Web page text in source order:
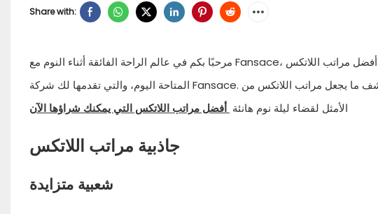
Share with:
مرحبًا بكم في عالم الراحة الفائقة أثناء النوم مع Fansace، الشركة الرائدة الشهيرة في مجال مراتب اللاتكس. سنستكشف أفضل مراتب اللاتكس
المتاحة اليوم، والتي تقدمها لك شركة Fansace. اكتشف تجسيدًا لفخامة النوم والجودة بينما نستكشف ما يجعل مراتب اللاتكس من Fansace الخيار
الأمثل لقضاء ليلة نوم هانئة أفضل مراتب اللاتكس التي يمكنك شراؤها الآن
جاذبية مراتب اللاتكس
شعبية متزايدة